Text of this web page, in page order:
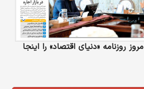
روزنامه «دنیای‌ اقتصاد» را اینجا